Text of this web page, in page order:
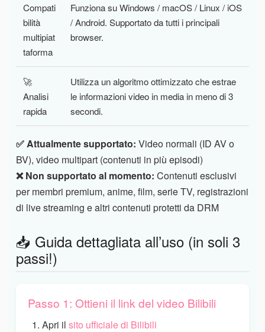
Compati
bilità
multipiat
taforma
Funziona su Windows / macOS / Linux / iOS
/ Android. Supportato da tutti i principali
browser.
🚀
Analisi
rapida
Utilizza un algoritmo ottimizzato che estrae
le informazioni video in media in meno di 3
secondi.
✅ Attualmente supportato: Video normali (ID AV o
BV), video multipart (contenuti in più episodi)
❌ Non supportato al momento: Contenuti esclusivi
per membri premium, anime, film, serie TV, registrazioni
di live streaming e altri contenuti protetti da DRM
📥 Guida dettagliata all’uso (in soli 3
passi!)
Passo 1: Ottieni il link del video Bilibili
Apri il sito ufficiale di Bilibili